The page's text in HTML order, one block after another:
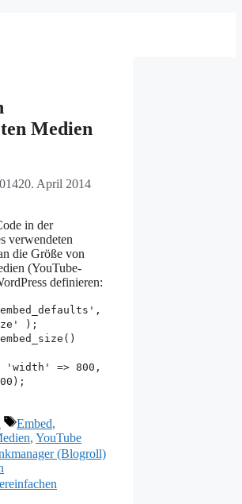
Medien
20. April 2014
in der
verwendeten
die Größe von
(YouTube-
definieren:
);
'width' => 800,
Schlagwörter
Embed,
, YouTube
(Blogroll)